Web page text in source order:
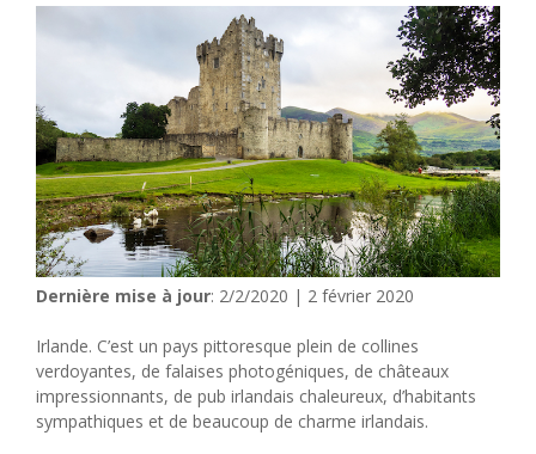
Dernière mise à jour: 2/2/2020 | 2 février 2020
Irlande. C’est un pays pittoresque plein de collines
verdoyantes, de falaises photogéniques, de châteaux
impressionnants, de pub irlandais chaleureux, d’habitants
sympathiques et de beaucoup de charme irlandais.